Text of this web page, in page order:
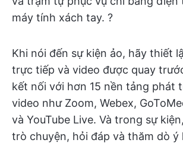
máy tính xách tay. ?
Khi nói đến sự kiện ảo, hãy thiết
trực tiếp và video được quay
kết nối với hơn 15 nền tảng phát
video như Zoom, Webex,
và YouTube Live. Và trong sự
trò chuyện, hỏi đáp và thăm dò ý